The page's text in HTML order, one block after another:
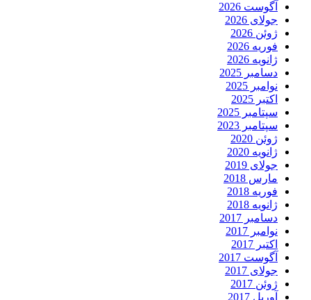
آگوست 2026
جولای 2026
ژوئن 2026
فوریه 2026
ژانویه 2026
دسامبر 2025
نوامبر 2025
اکتبر 2025
سپتامبر 2025
سپتامبر 2023
ژوئن 2020
ژانویه 2020
جولای 2019
مارس 2018
فوریه 2018
ژانویه 2018
دسامبر 2017
نوامبر 2017
اکتبر 2017
آگوست 2017
جولای 2017
ژوئن 2017
آوریل 2017